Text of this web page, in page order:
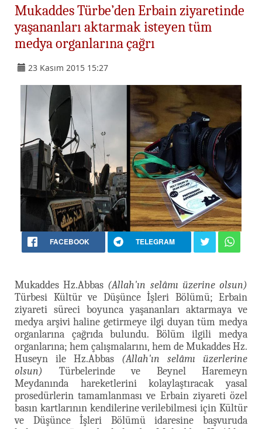
Mukaddes Türbe’den Erbain ziyaretinde
yaşananları aktarmak isteyen tüm
medya organlarına çağrı
23 Kasım 2015 15:27
FACEBOOK TELEGRAM
Mukaddes Hz.Abbas (Allah'ın selâmı üzerine olsun)
Türbesi Kültür ve Düşünce İşleri Bölümü; Erbain
ziyareti süreci boyunca yaşananları aktarmaya ve
medya arşivi haline getirmeye ilgi duyan tüm medya
organlarına çağrıda bulundu. Bölüm ilgili medya
organlarına; hem çalışmalarını, hem de Mukaddes Hz.
Huseyn ile Hz.Abbas (Allah'ın selâmı üzerlerine
olsun) Türbelerinde ve Beynel Haremeyn
Meydanında hareketlerini kolaylaştıracak yasal
prosedürlerin tamamlanması ve Erbain ziyareti özel
basın kartlarının kendilerine verilebilmesi için Kültür
ve Düşünce İşleri Bölümü idaresine başvuruda